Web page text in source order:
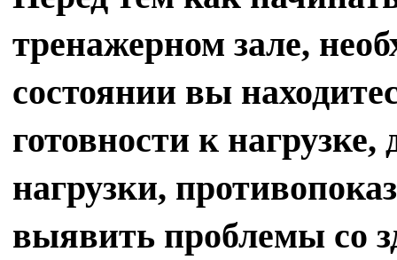
тренажерном зале,
состоянии вы
готовности к
нагрузки,
выявить проблемы со